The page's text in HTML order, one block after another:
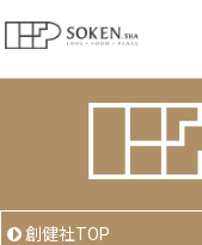
創健社TOP